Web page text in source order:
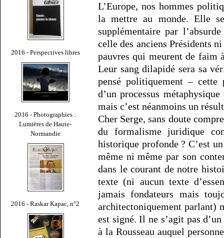
2016 - Perspectives libres
2016 - Photographies :
Lumières de Haute-
Normandie
2016 - Raskar Kapac, n°2
L’Europe, nos hommes
la mettre au monde. Elle
supplémentaire par
celle des anciens Présidents
pauvres qui meurent de faim
Leur sang dilapidé sera sa
pensé politiquement – cette
d’un processus
mais c’est néanmoins un
Cher Serge, sans doute
du formalisme juridique
historique profonde ? C’est
même ni même par son
dans le courant de notre
texte (ni aucun texte
jamais fondateurs mais
architectoniquement parlant)
est signé. Il ne s’agit pas
à la Rousseau auquel